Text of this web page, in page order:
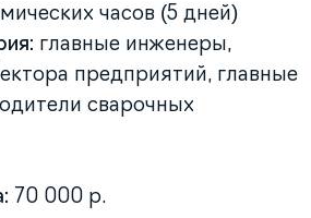
часов (5 дней)
главные инженеры,
предприятий, главные
сварочных
70 000 р.